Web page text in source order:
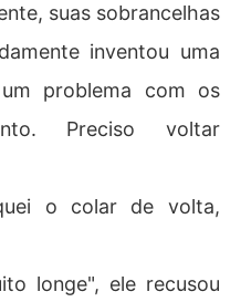
suas sobrancelhas
inventou uma
problema com os
Preciso voltar
o colar de volta,
longe", ele recusou